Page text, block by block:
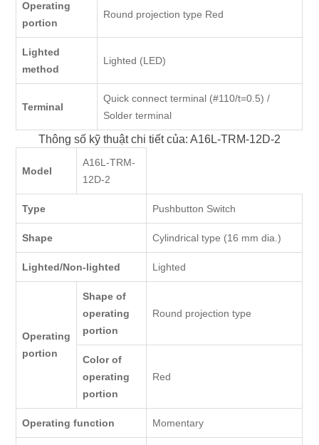
Operating
portion
Round projection type Red
Lighted
method
Lighted (LED)
Terminal
Quick connect terminal (#110/t=0.5) /
Solder terminal
Thông số kỹ thuật chi tiết của: A16L-TRM-12D-2
Model
A16L-TRM-
12D-2
Type Pushbutton Switch
Shape Cylindrical type (16 mm dia.)
Lighted/Non-lighted Lighted
Operating
portion
Shape of
operating
portion
Round projection type
Color of
operating
portion
Red
Operating function Momentary